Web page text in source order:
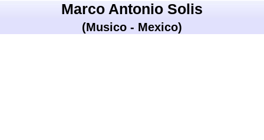
Marco Antonio Solis
(Musico - Mexico)